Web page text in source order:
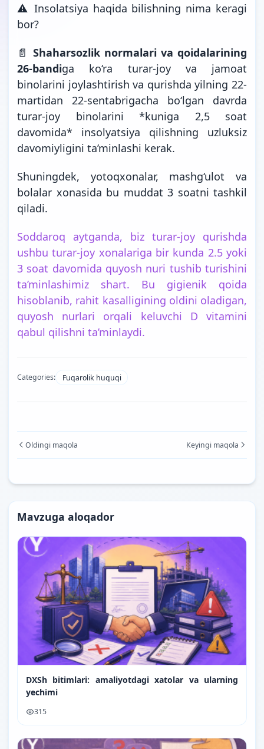
⚠️ Insolatsiya haqida bilishning nima keragi
bor?
📄 Shaharsozlik normalari va qoidalarining
26-bandiga ko‘ra turar-joy va jamoat
binolarini joylashtirish va qurishda yilning 22-
martidan 22-sentabrigacha bo‘lgan davrda
turar-joy binolarini *kuniga 2,5 soat
davomida* insolyatsiya qilishning uzluksiz
davomiyligini ta’minlashi kerak.
Shuningdek, yotoqxonalar, mashg‘ulot va
bolalar xonasida bu muddat 3 soatni tashkil
qiladi.
Soddaroq aytganda, biz turar-joy qurishda
ushbu turar-joy xonalariga bir kunda 2.5 yoki
3 soat davomida quyosh nuri tushib turishini
ta’minlashimiz shart. Bu gigienik qoida
hisoblanib, rahit kasalligining oldini oladigan,
quyosh nurlari orqali keluvchi D vitamini
qabul qilishni ta’minlaydi.
Categories: Fuqarolik huquqi
Oldingi maqola Keyingi maqola
Mavzuga aloqador
DXSh bitimlari: amaliyotdagi xatolar va ularning
yechimi
315